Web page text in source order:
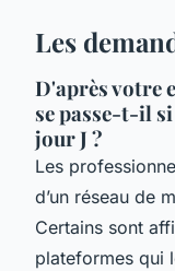
Les
D'après votre
se passe-t-il
jour J ?
Les
d’un réseau de
Certains sont
plateformes qui